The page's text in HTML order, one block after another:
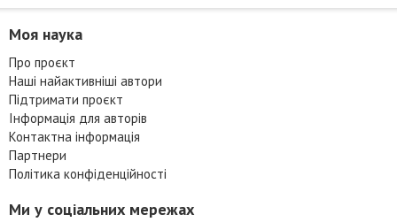
Моя наука
Про проєкт
Наші найактивніші автори
Підтримати проєкт
Інформація для авторів
Контактна інформація
Партнери
Політика конфіденційності
Ми у соціальних мережах